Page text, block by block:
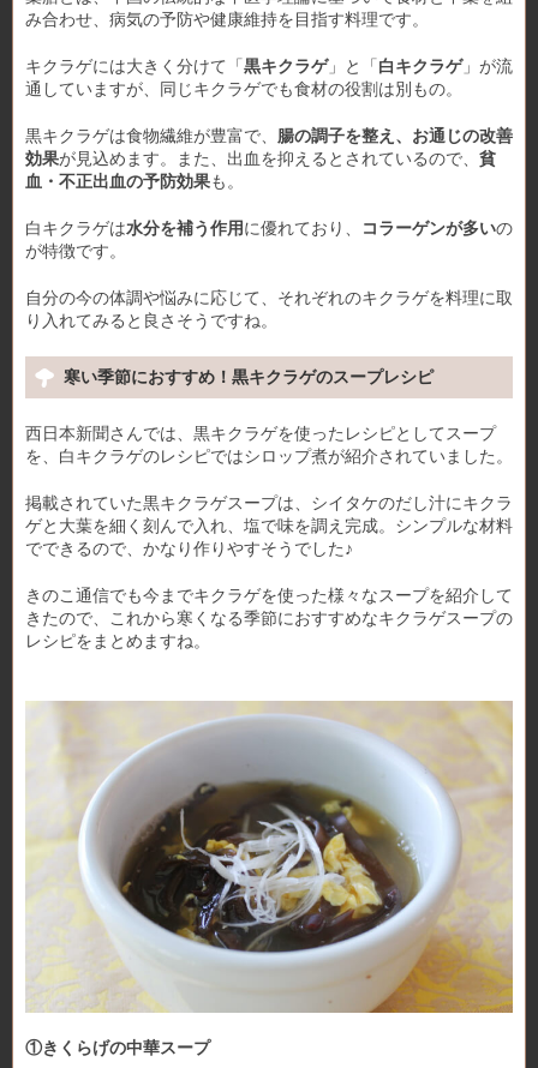
み合わせ、病気の予防や健康維持を目指す料理です。
キクラゲには大きく分けて「黒キクラゲ」と「白キクラゲ」が流
通していますが、同じキクラゲでも食材の役割は別もの。
黒キクラゲは食物繊維が豊富で、 腸の調子を整え、お通じの改善
効果が見込めます。また、出血を抑えるとされているので、 貧
血・不正出血の予防効果も。
白キクラゲは水分を補う作用に優れており、 コラーゲンが多いの
が特徴です。
自分の今の体調や悩みに応じて、それぞれのキクラゲを料理に取
り入れてみると良さそうですね。
寒い季節におすすめ！黒キクラゲのスープレシピ
西日本新聞さんでは、黒キクラゲを使ったレシピとしてスープ
を、白キクラゲのレシピではシロップ煮が紹介されていました。
掲載されていた黒キクラゲスープは、シイタケのだし汁にキクラ
ゲと大葉を細く刻んで入れ、塩で味を調え完成。シンプルな材料
でできるので、かなり作りやすそうでした♪
きのこ通信でも今までキクラゲを使った様々なスープを紹介して
きたので、これから寒くなる季節におすすめなキクラゲスープの
レシピをまとめますね。
①きくらげの中華スープ